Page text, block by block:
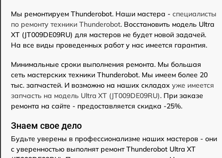
Мы ремонтируем Thunderobot. Наши мастера - специалисты
по ремонту техники Thunderobot. Восстановить модель Ultra
XT (JT009DE09RU) для мастеров не будет новой задачей.
На все виды проведенных работ у нас имеется гарантия.
Минимальные сроки выполнения ремонта. Мы большая
сеть мастерских техники Thunderobot. Мы имеем более 20
тыс. запчастей. И возможно на наших складах уже имеется
запчасть на модель Ultra XT (JT009DE09RU). При заказе
ремонта на сайте - предоставляется скидка -25%.
Знаем свое дело
Будьте уверены в профессионализме наших мастеров - они
с уверенностью выполнят ремонт Thunderobot Ultra XT